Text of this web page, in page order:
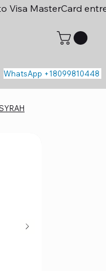
Visa MasterCard
WhatsApp +18099810448